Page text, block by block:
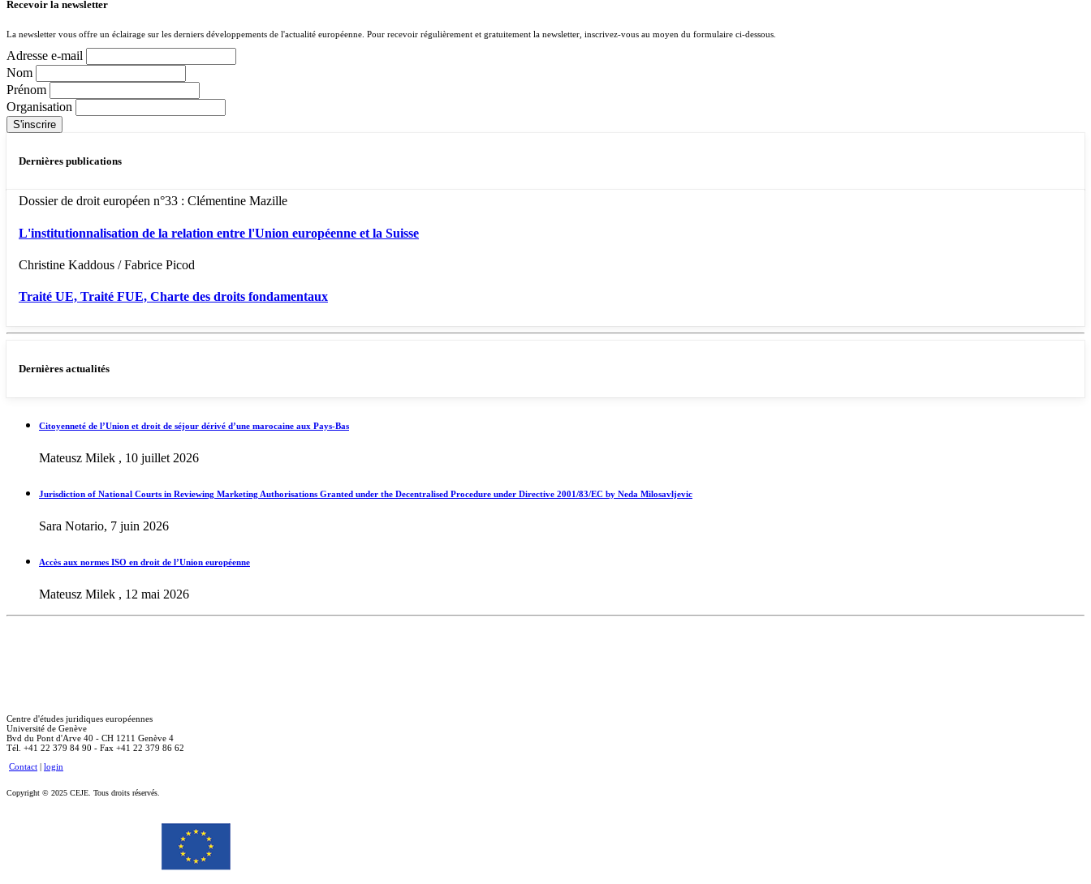
Recevoir la newsletter
La newsletter vous offre un éclairage sur les derniers développements de l'actualité européenne. Pour recevoir régulièrement et gratuitement la newsletter, inscrivez-vous au moyen du formulaire ci-dessous.
Adresse e-mail
Nom
Prénom
Organisation
Dernières publications
Dossier de droit européen n°33 : Clémentine Mazille
L'institutionnalisation de la relation entre l'Union européenne et la Suisse
Christine Kaddous / Fabrice Picod
Traité UE, Traité FUE, Charte des droits fondamentaux
Dernières actualités
Citoyenneté de l’Union et droit de séjour dérivé d’une marocaine aux Pays-Bas
Mateusz Milek , 10 juillet 2026
Jurisdiction of National Courts in Reviewing Marketing Authorisations Granted under the Decentralised Procedure under Directive 2001/83/EC by Neda Milosavljevic
Sara Notario, 7 juin 2026
Accès aux normes ISO en droit de l’Union européenne
Mateusz Milek , 12 mai 2026
Centre d'études juridiques européennes
Université de Genève
Bvd du Pont d'Arve 40 - CH 1211 Genève 4
Tél. +41 22 379 84 90 - Fax +41 22 379 86 62
Contact | login
Copyright © 2025 CEJE. Tous droits réservés.